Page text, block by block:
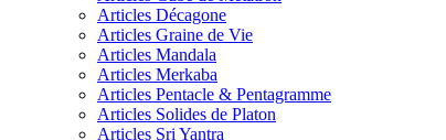
Articles Décagone
Articles Graine de Vie
Articles Mandala
Articles Merkaba
Articles Pentacle & Pentagramme
Articles Solides de Platon
Articles Sri Yantra